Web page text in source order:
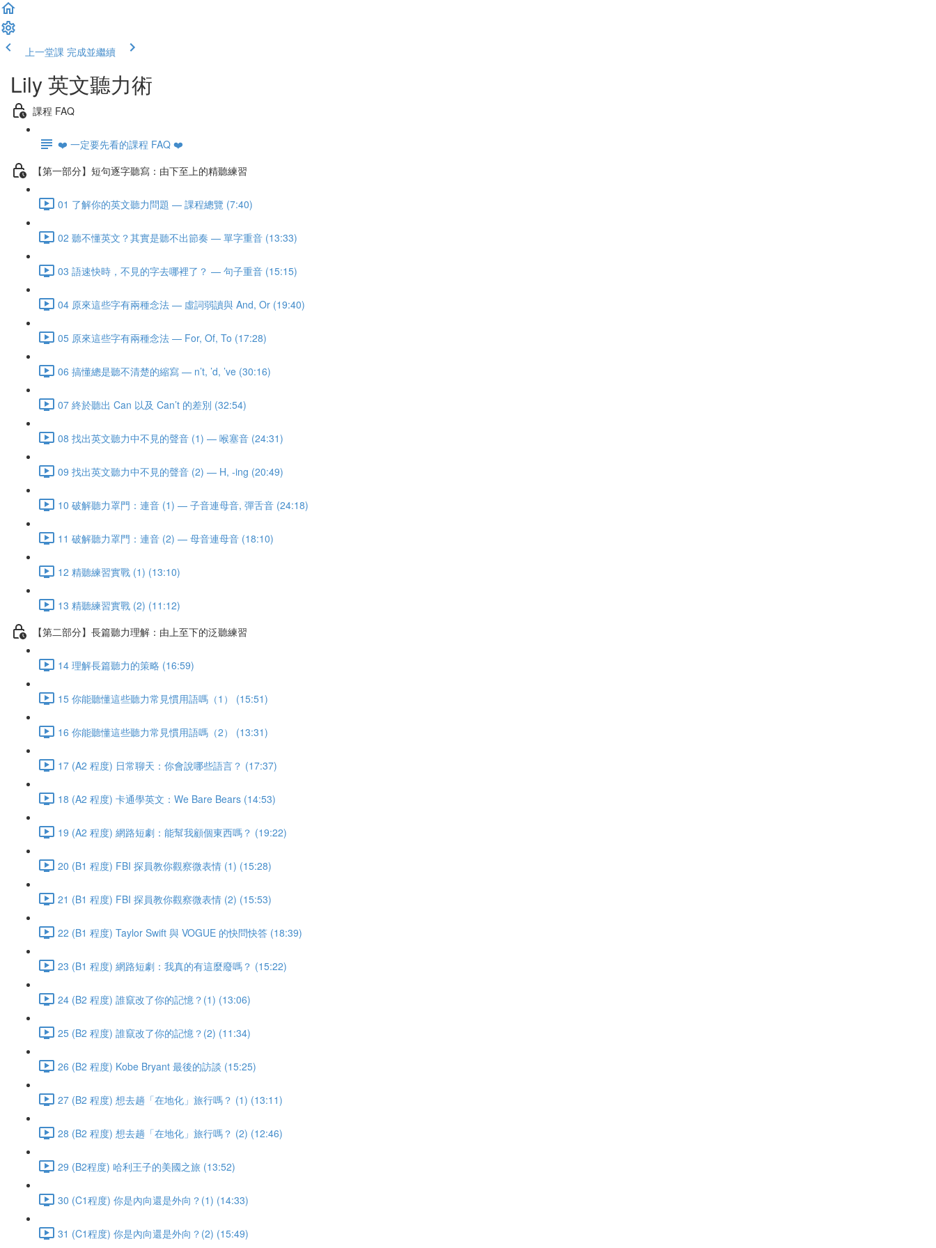
上一堂課 完成並繼續
Lily 英文聽力術
課程 FAQ
❤️ 一定要先看的課程 FAQ ❤️
【第一部分】短句逐字聽寫：由下至上的精聽練習
01 了解你的英文聽力問題 — 課程總覽 (7:40)
02 聽不懂英文？其實是聽不出節奏 — 單字重音 (13:33)
03 語速快時，不見的字去哪裡了？ — 句子重音 (15:15)
04 原來這些字有兩種念法 — 虛詞弱讀與 And, Or (19:40)
05 原來這些字有兩種念法 — For, Of, To (17:28)
06 搞懂總是聽不清楚的縮寫 — n’t, ’d, ’ve (30:16)
07 終於聽出 Can 以及 Can’t 的差別 (32:54)
08 找出英文聽力中不見的聲音 (1) — 喉塞音 (24:31)
09 找出英文聽力中不見的聲音 (2) — H, -ing (20:49)
10 破解聽力罩門：連音 (1) — 子音連母音, 彈舌音 (24:18)
11 破解聽力罩門：連音 (2) — 母音連母音 (18:10)
12 精聽練習實戰 (1) (13:10)
13 精聽練習實戰 (2) (11:12)
【第二部分】長篇聽力理解：由上至下的泛聽練習
14 理解長篇聽力的策略 (16:59)
15 你能聽懂這些聽力常見慣用語嗎（1） (15:51)
16 你能聽懂這些聽力常見慣用語嗎（2） (13:31)
17 (A2 程度) 日常聊天：你會說哪些語言？ (17:37)
18 (A2 程度) 卡通學英文：We Bare Bears (14:53)
19 (A2 程度) 網路短劇：能幫我顧個東西嗎？ (19:22)
20 (B1 程度) FBI 探員教你觀察微表情 (1) (15:28)
21 (B1 程度) FBI 探員教你觀察微表情 (2) (15:53)
22 (B1 程度) Taylor Swift 與 VOGUE 的快問快答 (18:39)
23 (B1 程度) 網路短劇：我真的有這麼廢嗎？ (15:22)
24 (B2 程度) 誰竄改了你的記憶？(1) (13:06)
25 (B2 程度) 誰竄改了你的記憶？(2) (11:34)
26 (B2 程度) Kobe Bryant 最後的訪談 (15:25)
27 (B2 程度) 想去趟「在地化」旅行嗎？ (1) (13:11)
28 (B2 程度) 想去趟「在地化」旅行嗎？ (2) (12:46)
29 (B2程度) 哈利王子的美國之旅 (13:52)
30 (C1程度) 你是內向還是外向？(1) (14:33)
31 (C1程度) 你是內向還是外向？(2) (15:49)